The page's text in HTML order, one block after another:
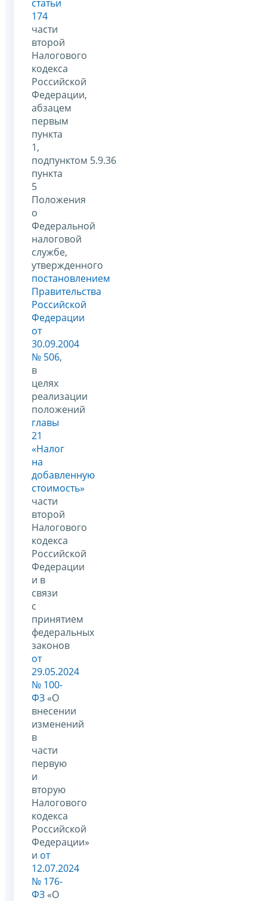
статьи
174
части
второй
Налогового
кодекса
Российской
Федерации,
абзацем
первым
пункта
1,
подпунктом 5.9.36
пункта
5
Положения
о
Федеральной
налоговой
службе,
утвержденного
постановлением
Правительства
Российской
Федерации
от
30.09.2004
№ 506,
в
целях
реализации
положений
главы
21
«Налог
на
добавленную
стоимость»
части
второй
Налогового
кодекса
Российской
Федерации
и в
связи
с
принятием
федеральных
законов
от
29.05.2024
№ 100-
ФЗ «О
внесении
изменений
в
части
первую
и
вторую
Налогового
кодекса
Российской
Федерации»
и от
12.07.2024
№ 176-
ФЗ «О